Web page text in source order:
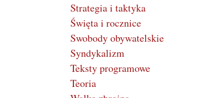
Strategia i taktyka
Święta i rocznice
Swobody obywatelskie
Syndykalizm
Teksty programowe
Teoria